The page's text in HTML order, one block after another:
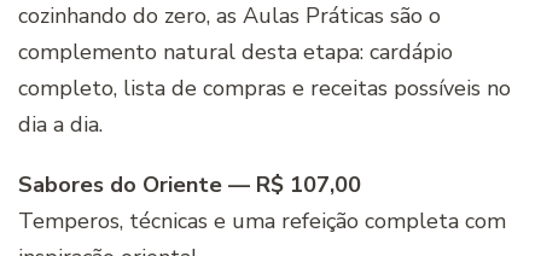
cozinhando do zero, as Aulas Práticas são o
complemento natural desta etapa: cardápio
completo, lista de compras e receitas possíveis no
dia a dia.
Sabores do Oriente — R$ 107,00
Temperos, técnicas e uma refeição completa com